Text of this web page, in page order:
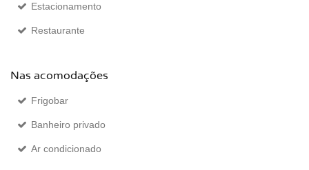
Estacionamento
Restaurante
Nas acomodações
Frigobar
Banheiro privado
Ar condicionado